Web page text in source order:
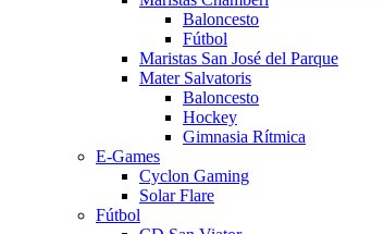
Baloncesto
Fútbol
Maristas San José del Parque
Mater Salvatoris
Baloncesto
Hockey
Gimnasia Rítmica
E-Games
Cyclon Gaming
Solar Flare
Fútbol